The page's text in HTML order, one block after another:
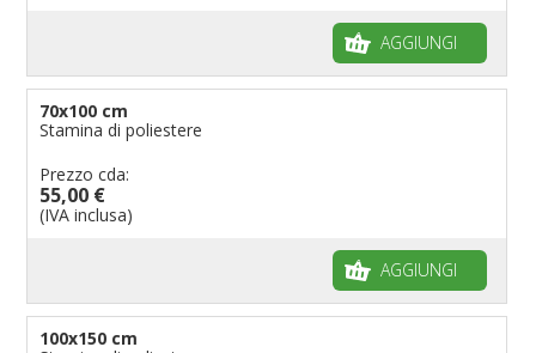
AGGIUNGI
70x100 cm
Stamina di poliestere
Prezzo cda:
55,00 €
(IVA inclusa)
AGGIUNGI
100x150 cm